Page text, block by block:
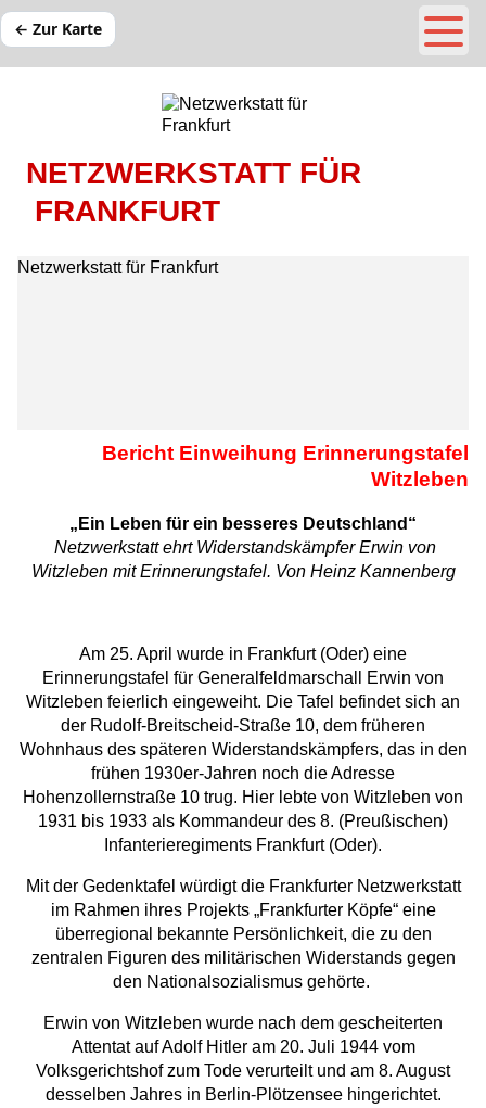
← Zur Karte
NETZWERKSTATT FÜR
FRANKFURT
Netzwerkstatt für Frankfurt
Bericht Einweihung Erinnerungstafel
Witzleben
„Ein Leben für ein besseres Deutschland“
Netzwerkstatt ehrt Widerstandskämpfer Erwin von
Witzleben mit Erinnerungstafel. Von Heinz Kannenberg
Am 25. April wurde in Frankfurt (Oder) eine
Erinnerungstafel für Generalfeldmarschall Erwin von
Witzleben feierlich eingeweiht. Die Tafel befindet sich an
der Rudolf-Breitscheid-Straße 10, dem früheren
Wohnhaus des späteren Widerstandskämpfers, das in den
frühen 1930er-Jahren noch die Adresse
Hohenzollernstraße 10 trug. Hier lebte von Witzleben von
1931 bis 1933 als Kommandeur des 8. (Preußischen)
Infanterieregiments Frankfurt (Oder).
Mit der Gedenktafel würdigt die Frankfurter Netzwerkstatt
im Rahmen ihres Projekts „Frankfurter Köpfe“ eine
überregional bekannte Persönlichkeit, die zu den
zentralen Figuren des militärischen Widerstands gegen
den Nationalsozialismus gehörte.
Erwin von Witzleben wurde nach dem gescheiterten
Attentat auf Adolf Hitler am 20. Juli 1944 vom
Volksgerichtshof zum Tode verurteilt und am 8. August
desselben Jahres in Berlin-Plötzensee hingerichtet.